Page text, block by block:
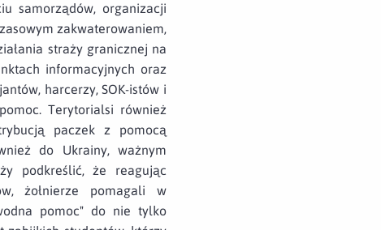
samorządów, organizacji
zakwaterowaniem,
straży granicznej na
informacyjnych oraz
harcerzy, SOK-istów i
Terytorialsi również
paczek z pomocą
do Ukrainy, ważnym
podkreślić, że reagując
żołnierze pomagali w
pomoc" do nie tylko